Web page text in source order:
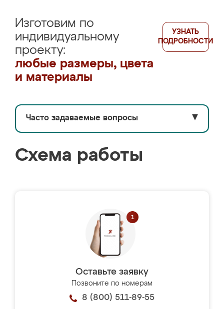
Изготовим по
индивидуальному
проекту:
любые размеры, цвета
и материалы
УЗНАТЬ
ПОДРОБНОСТИ
Часто задаваемые вопросы ▼
Схема работы
Оставьте заявку
Позвоните по номерам
8 (800) 511-89-55